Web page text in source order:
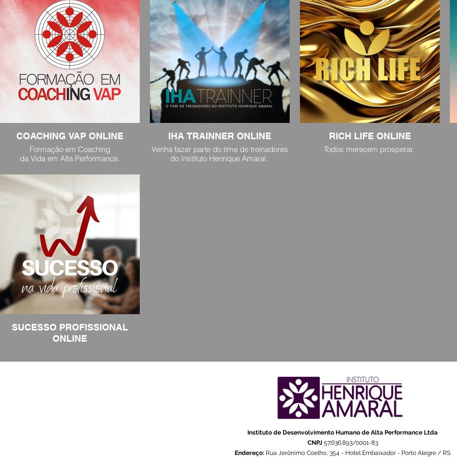
COACHING VAP ONLINE
Formação em Coaching
da Vida em Alta Performance.
IHA TRAINNER ONLINE
Venha fazer parte do time de treinadores
do Instituto Henrique Amaral.
RICH LIFE ONLINE
Todos merecem prosperar.
SUCESSO PROFISSIONAL
ONLINE
Instituto de Desenvolvimento Humano de Alta Performance Ltda
CNPJ 57.636.893/0001-83
Endereço: Rua Jerônimo Coelho, 354 - Hotel Embaixador - Porto Alegre / RS